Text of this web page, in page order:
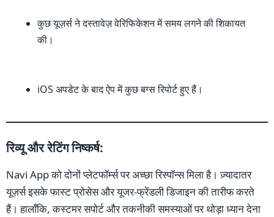
कुछ यूज़र्स ने दस्तावेज़ वेरिफिकेशन में समय लगने की शिकायत
की।
iOS अपडेट के बाद ऐप में कुछ बग्स रिपोर्ट हुए हैं।
रिव्यू और रेटिंग निष्कर्ष:
Navi App को दोनों प्लेटफॉर्म्स पर अच्छा रिस्पॉन्स मिला है। ज़्यादातर
यूज़र्स इसके फास्ट प्रोसेस और यूजर-फ्रेंडली डिजाइन की तारीफ करते
हैं। हालाँकि, कस्टमर सपोर्ट और तकनीकी समस्याओं पर थोड़ा ध्यान देना